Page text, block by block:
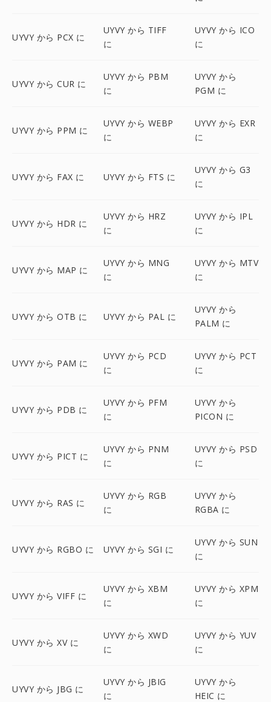
UYVY から PCX に
UYVY から TIFF
に
UYVY から ICO
に
UYVY から CUR に
UYVY から PBM
に
UYVY から
PGM に
UYVY から PPM に
UYVY から WEBP
に
UYVY から EXR
に
UYVY から FAX に UYVY から FTS に
UYVY から G3
に
UYVY から HDR に
UYVY から HRZ
に
UYVY から IPL
に
UYVY から MAP に
UYVY から MNG
に
UYVY から MTV
に
UYVY から OTB に UYVY から PAL に
UYVY から
PALM に
UYVY から PAM に
UYVY から PCD
に
UYVY から PCT
に
UYVY から PDB に
UYVY から PFM
に
UYVY から
PICON に
UYVY から PICT に
UYVY から PNM
に
UYVY から PSD
に
UYVY から RAS に
UYVY から RGB
に
UYVY から
RGBA に
UYVY から RGBO に UYVY から SGI に
UYVY から SUN
に
UYVY から VIFF に
UYVY から XBM
に
UYVY から XPM
に
UYVY から XV に
UYVY から XWD
に
UYVY から YUV
に
UYVY から JBG に
UYVY から JBIG
に
UYVY から
HEIC に